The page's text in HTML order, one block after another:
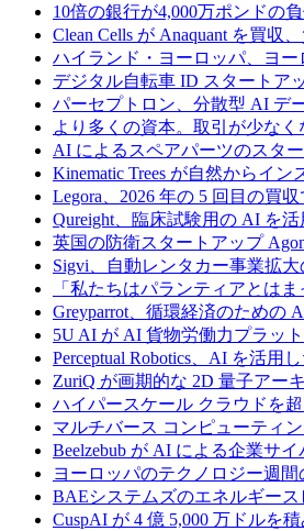
10倍の銀行が4,000万ポンドの
Clean Cells が Anaquant を買
ハイランド・ヨーロッパ、ヨ
デジタル自転車 ID スタートア
パーセプトロン、分散型 AI デ
より多くの資本。取引が少な
AI によるスペアパーツのスタ
Kinematic Trees が自然からイ
Legora、2026 年の 5 回目の買
Qureight、臨床試験用の AI を
英国の防衛スタートアップ
Sigvi、自動レンタカー事業拡
「私たちはパランティアとは
Greyparrot、循環経済のための
5U AI が AI 貨物労働力プラッ
Perceptual Robotics、AI を活用
ZuriQ が画期的な 2D 量子アー
ハイパースケール クラウドを
マルチバース コンピューティ
Beelzebub が AI による企業サ
ヨーロッパのテクノロジー週
BAEシステムズのエネルギー
CuspAI が 4 億 5,000 万ドルを